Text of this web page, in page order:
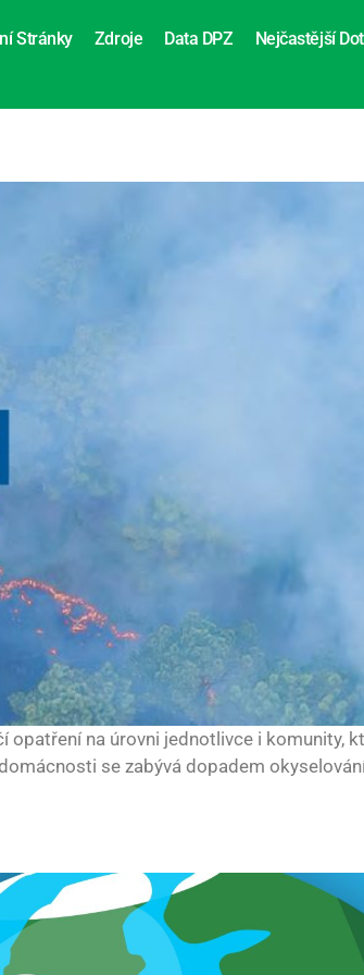
Stránky Zdroje Data DPZ Nejčastější
na úrovni jednotlivce i komunity,
se zabývá dopadem